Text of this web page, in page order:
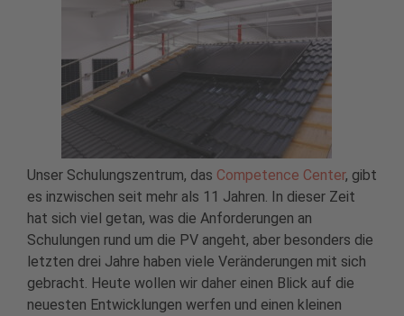
Unser Schulungszentrum, das Competence Center, gibt
es inzwischen seit mehr als 11 Jahren. In dieser Zeit
hat sich viel getan, was die Anforderungen an
Schulungen rund um die PV angeht, aber besonders die
letzten drei Jahre haben viele Veränderungen mit sich
gebracht. Heute wollen wir daher einen Blick auf die
neuesten Entwicklungen werfen und einen kleinen